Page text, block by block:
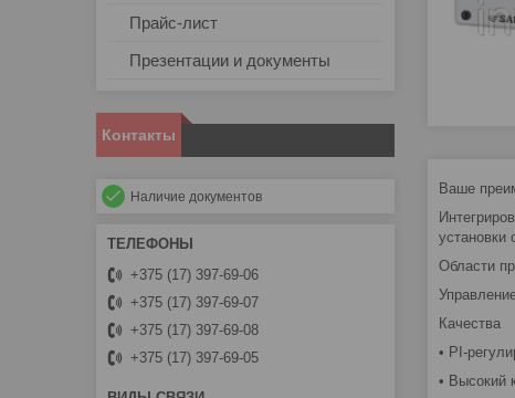
Ваше
установки
Области
Качества
• PI-
• Высокий
Прайс-лист
Презентации и документы
Контакты
Наличие документов
+375 (17) 397-69-06
+375 (17) 397-69-07
+375 (17) 397-69-08
+375 (17) 397-69-05